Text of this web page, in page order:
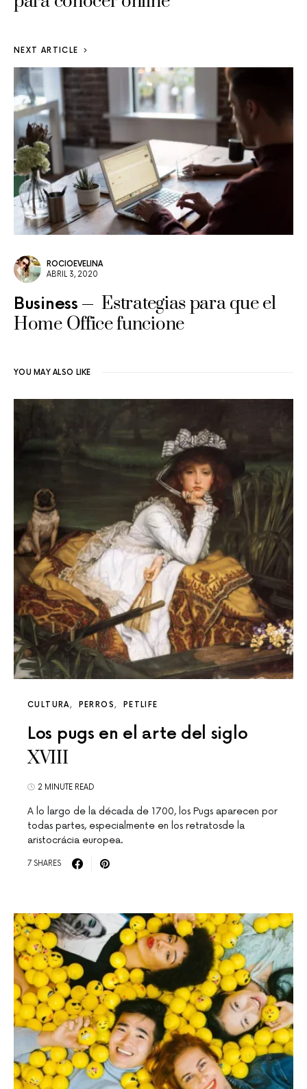
NEXT ARTICLE
ROCIOEVELINA
ABRIL 3, 2020
Business
Estrategias para que el
Home Office funcione
YOU MAY ALSO LIKE
CULTURA PERROS PETLIFE
Los pugs en el arte del siglo
XVIII
2 MINUTE READ
A lo largo de la década de 1700, los Pugs aparecen por
todas partes, especialmente en los retratosde la
aristocrácia europea.
7 SHARES